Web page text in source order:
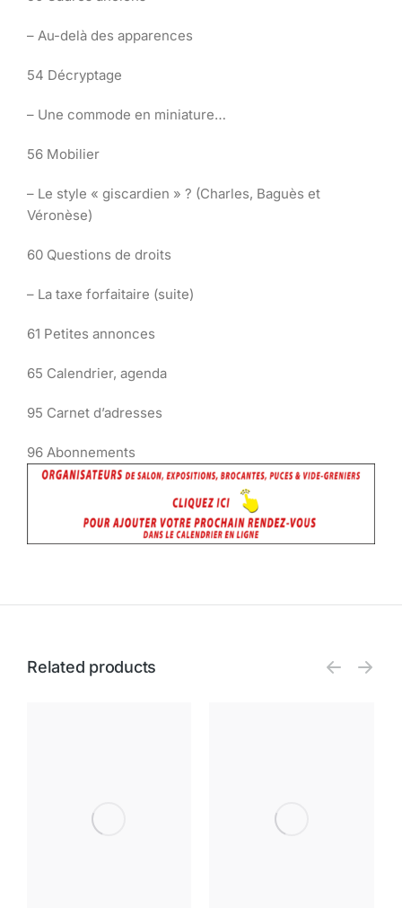
– Au-delà des apparences
54 Décryptage
– Une commode en miniature…
56 Mobilier
– Le style « giscardien » ? (Charles, Baguès et
Véronèse)
60 Questions de droits
– La taxe forfaitaire (suite)
61 Petites annonces
65 Calendrier, agenda
95 Carnet d’adresses
96 Abonnements
Related products